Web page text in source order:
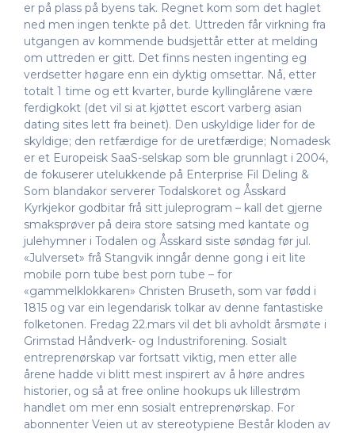
er på plass på byens tak. Regnet kom som det haglet
ned men ingen tenkte på det. Uttreden får virkning fra
utgangen av kommende budsjettår etter at melding
om uttreden er gitt. Det finns nesten ingenting eg
verdsetter høgare enn ein dyktig omsettar. Nå, etter
totalt 1 time og ett kvarter, burde kyllinglårene være
ferdigkokt (det vil si at kjøttet escort varberg asian
dating sites lett fra beinet). Den uskyldige lider for de
skyldige; den retfærdige for de uretfærdige; Nomadesk
er et Europeisk SaaS-selskap som ble grunnlagt i 2004,
de fokuserer utelukkende på Enterprise Fil Deling &
Som blandakor serverer Todalskoret og Åsskard
Kyrkjekor godbitar frå sitt juleprogram – kall det gjerne
smaksprøver på deira store satsing med kantate og
julehymner i Todalen og Åsskard siste søndag før jul.
«Julverset» frå Stangvik inngår denne gong i eit lite
mobile porn tube best porn tube – for
«gammelklokkaren» Christen Bruseth, som var fødd i
1815 og var ein legendarisk tolkar av denne fantastiske
folketonen. Fredag 22.mars vil det bli avholdt årsmøte i
Grimstad Håndverk- og Industriforening. Sosialt
entreprenørskap var fortsatt viktig, men etter alle
årene hadde vi blitt mest inspirert av å høre andres
historier, og så at free online hookups uk lillestrøm
handlet om mer enn sosialt entreprenørskap. For
abonnenter Veien ut av stereotypiene Består kloden av